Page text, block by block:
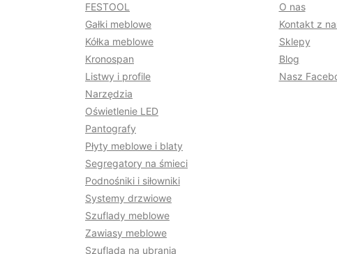
FESTOOL
Gałki meblowe
Kółka meblowe
Kronospan
Listwy i profile
Narzędzia
Oświetlenie LED
Pantografy
Płyty meblowe i blaty
Segregatory na śmieci
Podnośniki i siłowniki
Systemy drzwiowe
Szuflady meblowe
Zawiasy meblowe
Szuflada na ubrania
O nas
Kontakt z
Sklepy
Blog
Nasz